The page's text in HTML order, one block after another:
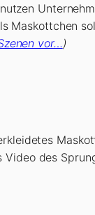
Maskottchen
vor…)
des